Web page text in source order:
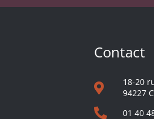
Contact
18-20
94227
01 40